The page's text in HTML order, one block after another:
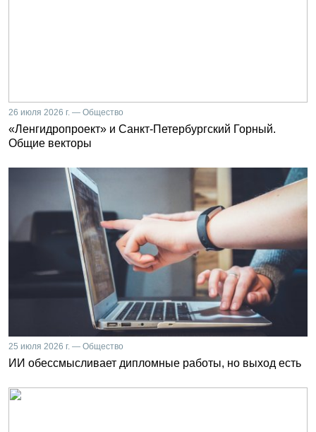
26 июля 2026 г. — Общество
«Ленгидропроект» и Санкт-Петербургский Горный.
Общие векторы
25 июля 2026 г. — Общество
ИИ обессмысливает дипломные работы, но выход есть